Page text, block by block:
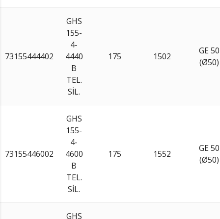
73155444402
GHS
155-
4-
4440
B
TEL.
SİL.
175 1502
GE 50
(Ø50)
73155446002
GHS
155-
4-
4600
B
TEL.
SİL.
175 1552
GE 50
(Ø50)
GHS